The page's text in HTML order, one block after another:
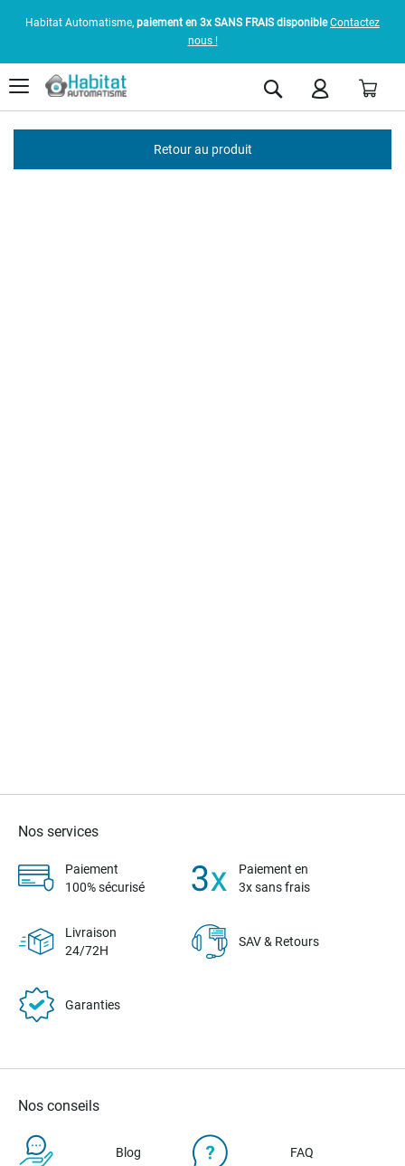
Habitat Automatisme, paiement en 3x SANS FRAIS disponible Contactez
nous !
Rechercher
Retour au produit
Nos services
Paiement
100% sécurisé
Paiement en
3x sans frais
Livraison
24/72H
SAV & Retours
Garanties
Nos conseils
Blog FAQ